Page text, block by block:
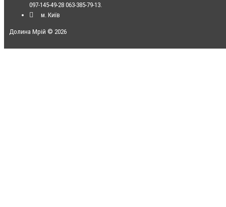
097-145-49-28 063-385-79-13.
м. Київ
Долина Мрій © 2026